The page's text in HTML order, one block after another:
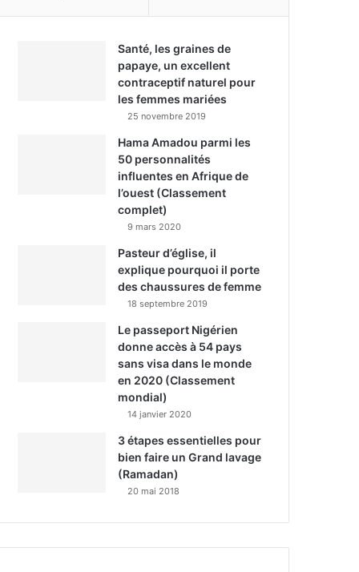
Santé, les graines de
papaye, un excellent
contraceptif naturel pour
les femmes mariées
25 novembre 2019
Hama Amadou parmi les
50 personnalités
influentes en Afrique de
l’ouest (Classement
complet)
9 mars 2020
Pasteur d’église, il
explique pourquoi il porte
des chaussures de femme
18 septembre 2019
Le passeport Nigérien
donne accès à 54 pays
sans visa dans le monde
en 2020 (Classement
mondial)
14 janvier 2020
3 étapes essentielles pour
bien faire un Grand lavage
(Ramadan)
20 mai 2018